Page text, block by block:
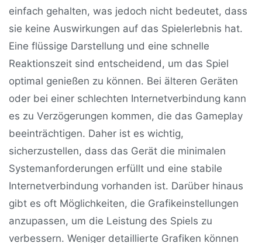
einfach gehalten, was jedoch nicht bedeutet, dass
sie keine Auswirkungen auf das Spielerlebnis hat.
Eine flüssige Darstellung und eine schnelle
Reaktionszeit sind entscheidend, um das Spiel
optimal genießen zu können. Bei älteren Geräten
oder bei einer schlechten Internetverbindung kann
es zu Verzögerungen kommen, die das Gameplay
beeinträchtigen. Daher ist es wichtig,
sicherzustellen, dass das Gerät die minimalen
Systemanforderungen erfüllt und eine stabile
Internetverbindung vorhanden ist. Darüber hinaus
gibt es oft Möglichkeiten, die Grafikeinstellungen
anzupassen, um die Leistung des Spiels zu
verbessern. Weniger detaillierte Grafiken können